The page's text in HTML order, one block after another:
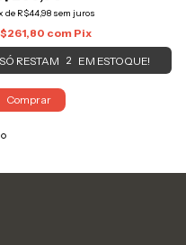
de R$44,98 sem juros
com Pix
SÓ RESTAM 2 EM ESTOQUE!
Comprar